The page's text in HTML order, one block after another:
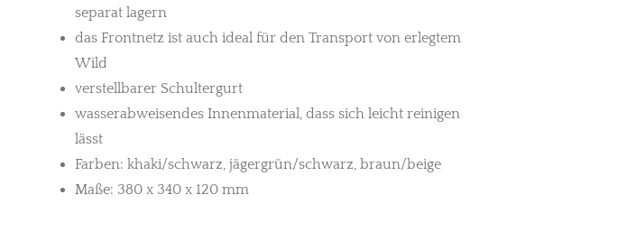
separat lagern
das Frontnetz ist auch ideal für den Transport von erlegtem
Wild
verstellbarer Schultergurt
wasserabweisendes Innenmaterial, dass sich leicht reinigen
lässt
Farben: khaki/schwarz, jägergrün/schwarz, braun/beige
Maße: 380 x 340 x 120 mm